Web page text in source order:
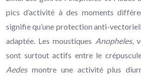
pics d’activité à des moments
signifie qu’une protection anti-
adaptée. Les moustiques Anopheles,
sont surtout actifs entre le
Aedesmontre une activité plus